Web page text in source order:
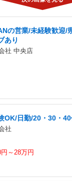
の営業/未経験歓迎/
あり
社 中央店
OK/日勤/20・30・
社
～28万円